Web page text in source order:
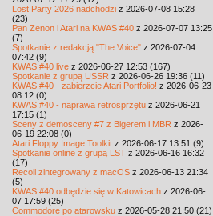
Lost Party 2026 nadchodzi z 2026-07-08 15:28
(23)
Pan Zenon i Atari na KWAS #40 z 2026-07-07 13:25
(7)
Spotkanie z redakcją "The Voice" z 2026-07-04
07:42 (9)
KWAS #40 live z 2026-06-27 12:53 (167)
Spotkanie z grupą USSR z 2026-06-26 19:36 (11)
KWAS #40 - zabierzcie Atari Portfolio! z 2026-06-23
08:12 (0)
KWAS #40 - naprawa retrosprzętu z 2026-06-21
17:15 (1)
Sceny z demosceny #7 z Bigerem i MBR z 2026-
06-19 22:08 (0)
Atari Floppy Image Toolkit z 2026-06-17 13:51 (9)
Spotkanie online z grupą LST z 2026-06-16 16:32
(17)
Recoil zintegrowany z macOS z 2026-06-13 21:34
(5)
KWAS #40 odbędzie się w Katowicach z 2026-06-
07 17:59 (25)
Commodore po atarowsku z 2026-05-28 21:50 (21)